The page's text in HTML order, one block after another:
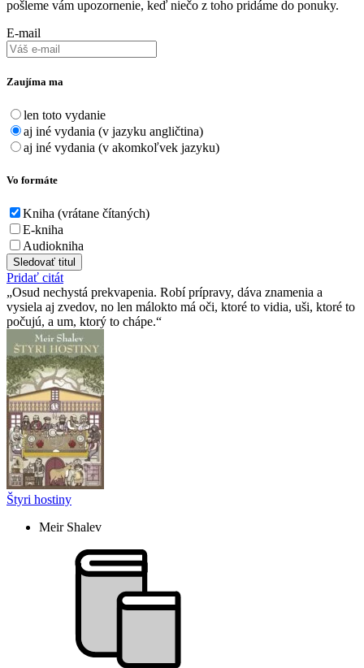
pošleme vám upozornenie, keď niečo z toho pridáme do ponuky.
E-mail
Zaujíma ma
len toto vydanie
aj iné vydania (v jazyku angličtina)
aj iné vydania (v akomkoľvek jazyku)
Vo formáte
Kniha (vrátane čítaných)
E-kniha
Audiokniha
Sledovať titul
Pridať citát
Osud nechystá prekvapenia. Robí prípravy, dáva znamenia a
vysiela aj zvedov, no len málokto má oči, ktoré to vidia, uši, ktoré to
počujú, a um, ktorý to chápe.
Štyri hostiny
Meir Shalev